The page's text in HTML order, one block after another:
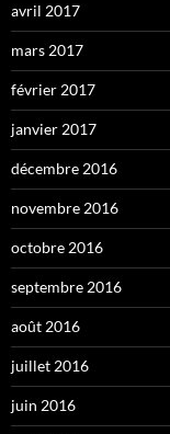
avril 2017
mars 2017
février 2017
janvier 2017
décembre 2016
novembre 2016
octobre 2016
septembre 2016
août 2016
juillet 2016
juin 2016